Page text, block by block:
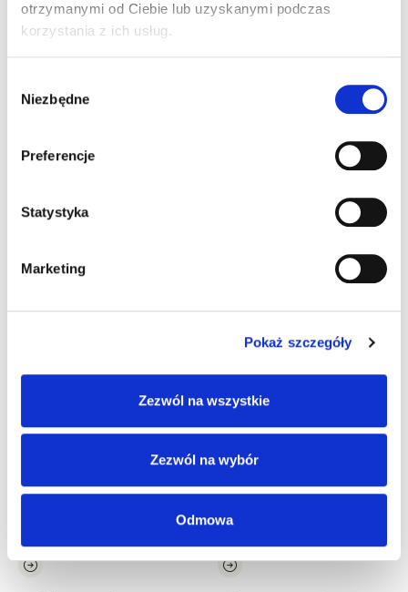
otrzymanymi od Ciebie lub uzyskanymi podczas
korzystania z ich usług.
Niezbędne
Preferencje
Statystyka
Marketing
Pokaż szczegóły
Zezwól na wszystkie
Zezwól na wybór
Odmowa
WOMAN
Inne Produkty